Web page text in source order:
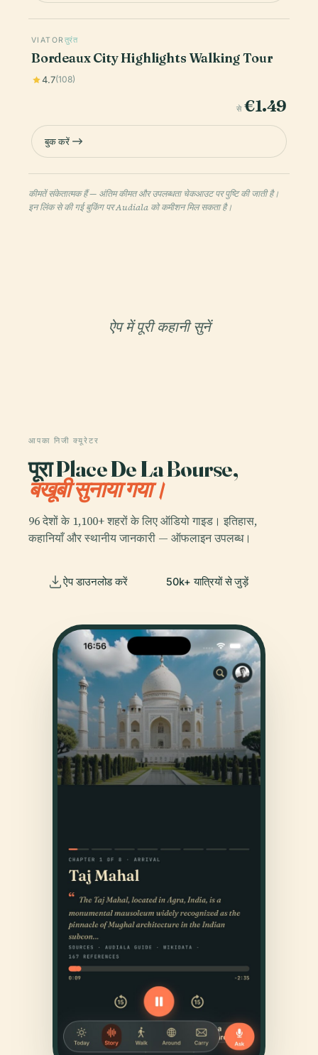
VIATOR तुरंत
Bordeaux City Highlights Walking Tour
4.7(108)
से €1.49
बुक करें
कीमतें संकेतात्मक हैं — अंतिम कीमत और उपलब्धता चेकआउट पर पुष्टि की जाती है।
इन लिंक से की गई बुकिंग पर Audiala को कमीशन मिल सकता है।
ऐप में पूरी कहानी सुनें
आपका निजी क्यूरेटर
पूरा Place De La Bourse,
बखूबी सुनाया गया।
96 देशों के 1,100+ शहरों के लिए ऑडियो गाइड। इतिहास,
कहानियाँ और स्थानीय जानकारी — ऑफलाइन उपलब्ध।
ऐप डाउनलोड करें 50k+ यात्रियों से जुड़ें